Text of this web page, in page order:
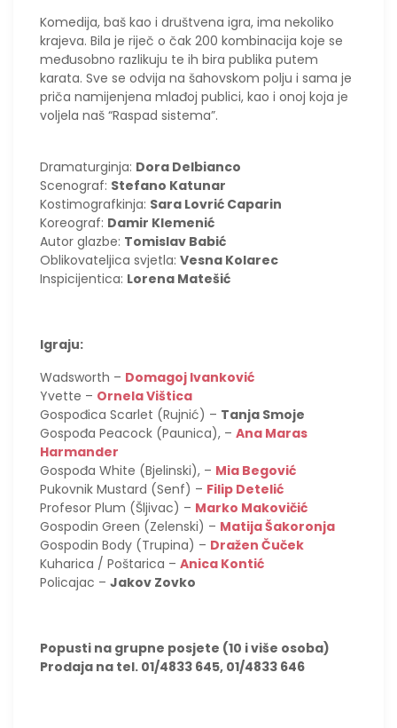
Komedija, baš kao i društvena igra, ima nekoliko
krajeva. Bila je riječ o čak 200 kombinacija koje se
međusobno razlikuju te ih bira publika putem
karata. Sve se odvija na šahovskom polju i sama je
priča namijenjena mlađoj publici, kao i onoj koja je
voljela naš “Raspad sistema”.
Dramaturginja: Dora Delbianco
Scenograf: Stefano Katunar
Kostimografkinja: Sara Lovrić Caparin
Koreograf: Damir Klemenić
Autor glazbe: Tomislav Babić
Oblikovateljica svjetla: Vesna Kolarec
Inspicijentica: Lorena Matešić
Igraju:
Wadsworth – Domagoj Ivanković
Yvette – Ornela Vištica
Gospođica Scarlet (Rujnić) – Tanja Smoje
Gospođa Peacock (Paunica), – Ana Maras
Harmander
Gospođa White (Bjelinski), – Mia Begović
Pukovnik Mustard (Senf) – Filip Detelić
Profesor Plum (Šljivac) – Marko Makovičić
Gospodin Green (Zelenski) – Matija Šakoronja
Gospodin Body (Trupina) – Dražen Čuček
Kuharica / Poštarica – Anica Kontić
Policajac – Jakov Zovko
Popusti na grupne posjete (10 i više osoba)
Prodaja na tel. 01/4833 645, 01/4833 646